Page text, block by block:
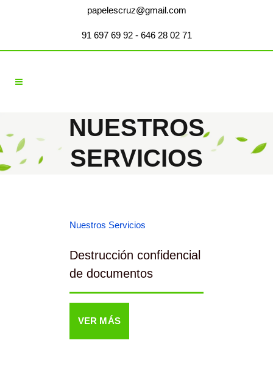
papelescruz@gmail.com
91 697 69 92- 646 28 02 71
NUESTROS
SERVICIOS
Nuestros Servicios
Destrucción confidencial
de documentos
VER MÁS